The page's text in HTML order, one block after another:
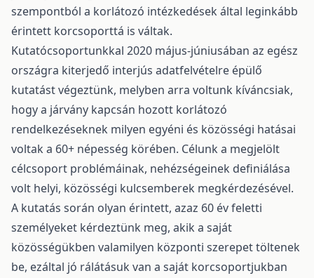
szempontból a korlátozó intézkedések által leginkább
érintett korcsoporttá is váltak.
Kutatócsoportunkkal 2020 május-júniusában az egész
országra kiterjedő interjús adatfelvételre épülő
kutatást végeztünk, melyben arra voltunk kíváncsiak,
hogy a járvány kapcsán hozott korlátozó
rendelkezéseknek milyen egyéni és közösségi hatásai
voltak a 60+ népesség körében. Célunk a megjelölt
célcsoport problémáinak, nehézségeinek definiálása
volt helyi, közösségi kulcsemberek megkérdezésével.
A kutatás során olyan érintett, azaz 60 év feletti
személyeket kérdeztünk meg, akik a saját
közösségükben valamilyen központi szerepet töltenek
be, ezáltal jó rálátásuk van a saját korcsoportjukban